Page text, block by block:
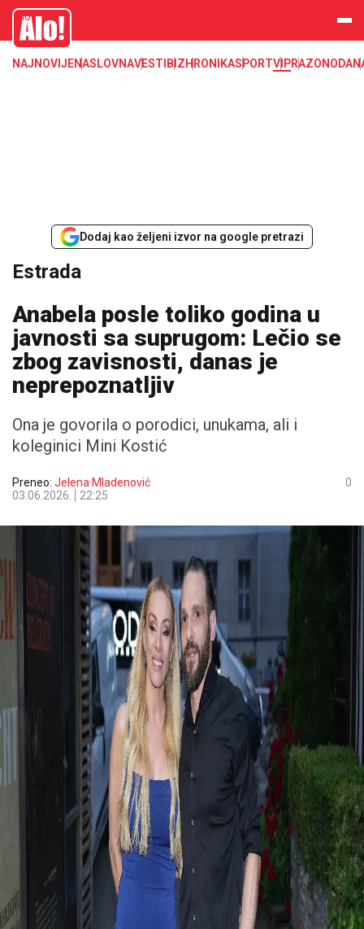
Estrada, poznati, VIP
Alo
NAJNOVIJENASLOVNAVESTI BIZHRONIKASPORTVIPRAZONODA
Dodaj kao željeni izvor na google pretrazi
Estrada
Anabela posle toliko godina u
javnosti sa suprugom: Lečio se
zbog zavisnosti, danas je
neprepoznatljiv
Ona je govorila o porodici, unukama, ali i
koleginici Mini Kostić
Preneo: Jelena Mladenović
03.06.2026.
22:25
0